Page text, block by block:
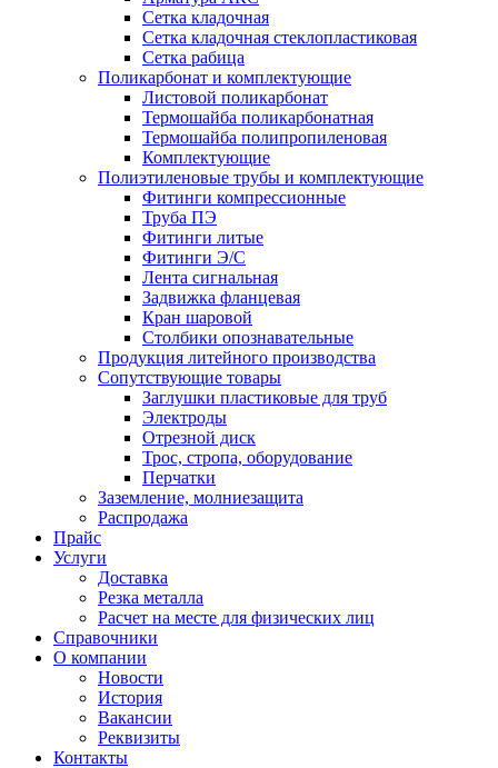
Сетка кладочная
Сетка кладочная стеклопластиковая
Сетка рабица
Поликарбонат и комплектующие
Листовой поликарбонат
Термошайба поликарбонатная
Термошайба полипропиленовая
Комплектующие
Полиэтиленовые трубы и комплектующие
Фитинги компрессионные
Труба ПЭ
Фитинги литые
Фитинги Э/С
Лента сигнальная
Задвижка фланцевая
Кран шаровой
Столбики опознавательные
Продукция литейного производства
Сопутствующие товары
Заглушки пластиковые для труб
Электроды
Отрезной диск
Трос, стропа, оборудование
Перчатки
Заземление, молниезащита
Распродажа
Прайс
Услуги
Доставка
Резка металла
Расчет на месте для физических лиц
Справочники
О компании
Новости
История
Вакансии
Реквизиты
Контакты